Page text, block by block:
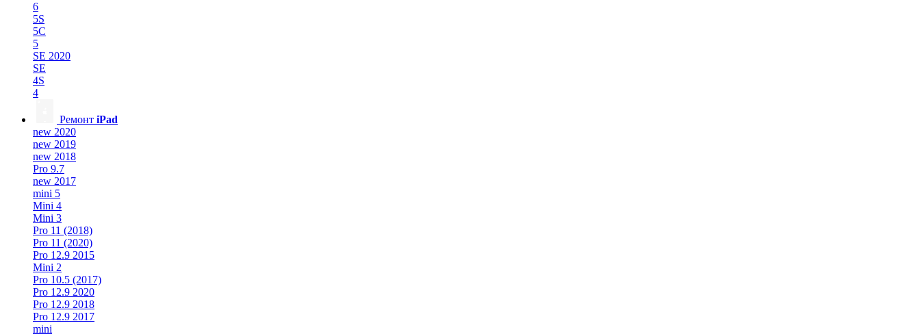
6
5S
5C
5
SE 2020
SE
4S
4
Ремонт iPad
new 2020
new 2019
new 2018
Pro 9.7
new 2017
mini 5
Mini 4
Mini 3
Pro 11 (2018)
Pro 11 (2020)
Pro 12.9 2015
Mini 2
Pro 10.5 (2017)
Pro 12.9 2020
Pro 12.9 2018
Pro 12.9 2017
mini